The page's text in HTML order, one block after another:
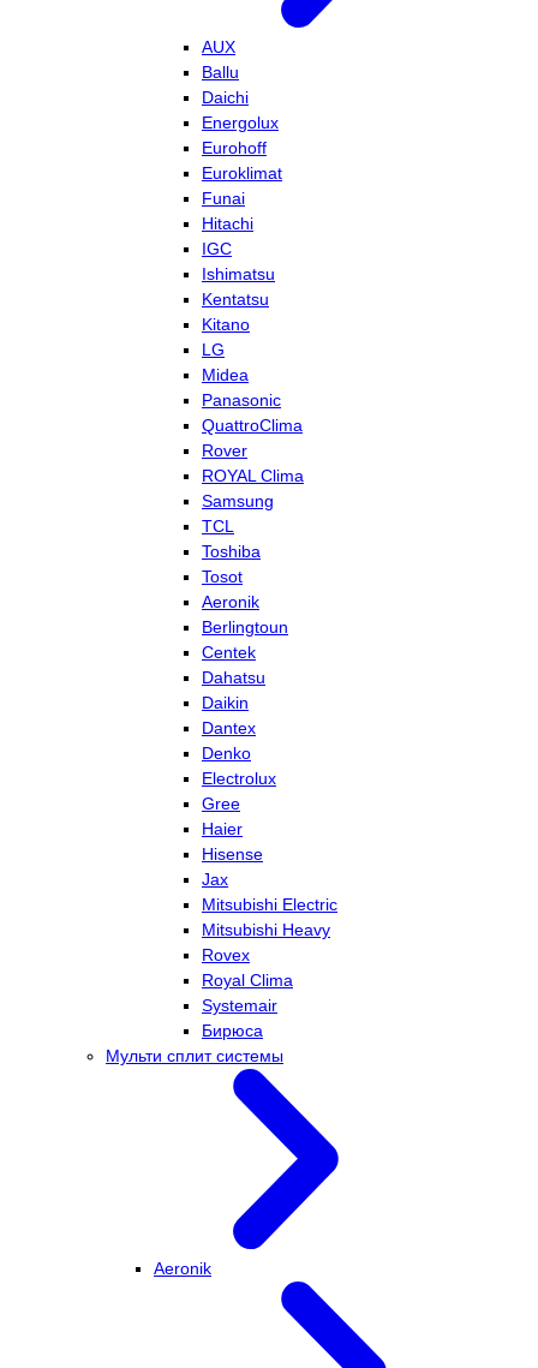
AUX
Ballu
Daichi
Energolux
Eurohoff
Euroklimat
Funai
Hitachi
IGC
Ishimatsu
Kentatsu
Kitano
LG
Midea
Panasonic
QuattroClima
Rover
ROYAL Clima
Samsung
TCL
Toshiba
Tosot
Aeronik
Berlingtoun
Centek
Dahatsu
Daikin
Dantex
Denko
Electrolux
Gree
Haier
Hisense
Jax
Mitsubishi Electric
Mitsubishi Heavy
Rovex
Royal Clima
Systemair
Бирюса
Мульти сплит системы
Aeronik